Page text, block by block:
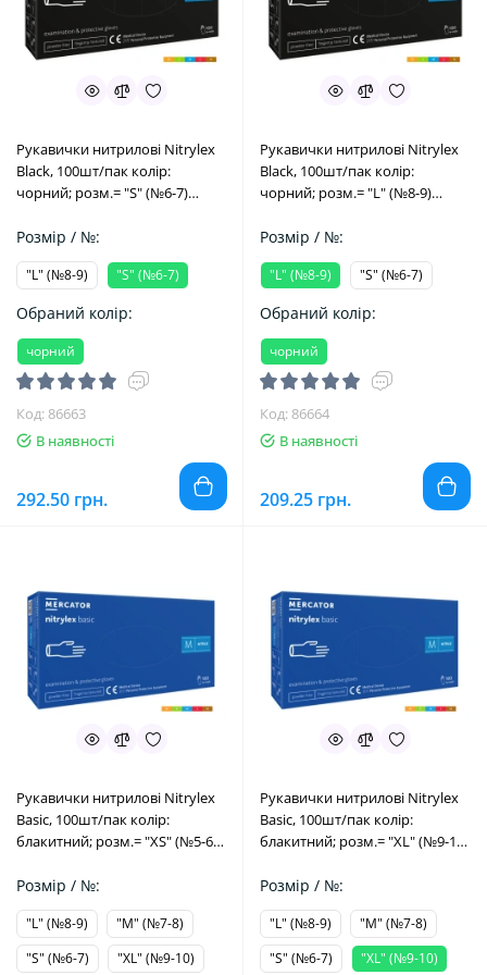
Рукавички нитрилові Nitrylex
Black, 100шт/пак колір:
чорний; розм.= "S" (№6-7)
Медікал)
Розмір / №:
"L" (№8-9) "S" (№6-7)
Обраний колір:
чорний
Код: 86663
В наявності
292.50 грн.
Рукавички нитрилові Nitrylex
Black, 100шт/пак колір:
чорний; розм.= "L" (№8-9)
Медікал)
Розмір / №:
"L" (№8-9) "S" (№6-7)
Обраний колір:
чорний
Код: 86664
В наявності
209.25 грн.
Рукавички нитрилові Nitrylex
Basic, 100шт/пак колір:
блакитний; розм.= "XS" (№5-6)
Медікал)
Розмір / №:
"L" (№8-9)
"M" (№7-8)
"S" (№6-7)
"XL" (№9-10)
Рукавички нитрилові Nitrylex
Basic, 100шт/пак колір:
блакитний; розм.= "XL" (№9-10)
Медікал)
Розмір / №:
"L" (№8-9)
"M" (№7-8)
"S" (№6-7)
"XL" (№9-10)